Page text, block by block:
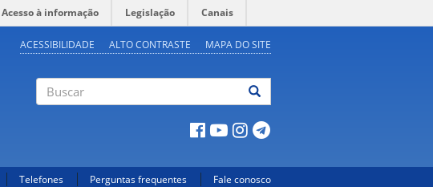
Acesso à informação Legislação Canais
ACESSIBILIDADE ALTO CONTRASTE MAPA DO SITE
Telefones Perguntas frequentes Fale conosco